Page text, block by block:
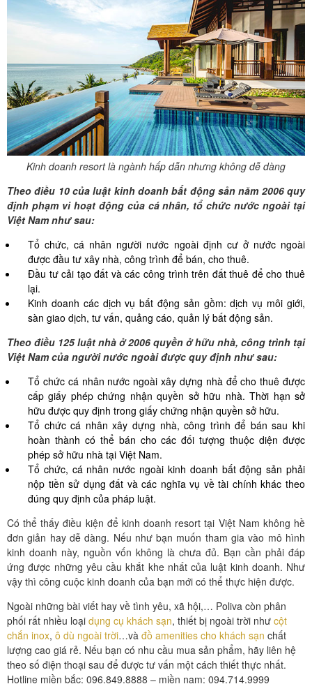
Kinh doanh resort là ngành hấp dẫn nhưng không dễ dàng
Theo điều 10 của luật kinh doanh bất động sản năm 2006 quy
định phạm vi hoạt động của cá nhân, tổ chức nước ngoài tại
Việt Nam như sau:
Tổ chức, cá nhân người nước ngoài định cư ở nước ngoài
được đầu tư xây nhà, công trình để bán, cho thuê.
Đầu tư cải tạo đất và các công trình trên đất thuê để cho thuê
lại.
Kinh doanh các dịch vụ bất động sản gồm: dịch vụ môi giới,
sàn giao dịch, tư vấn, quảng cáo, quản lý bất động sản.
Theo điều 125 luật nhà ở 2006 quyền ở hữu nhà, công trình tại
Việt Nam của người nước ngoài được quy định như sau:
Tổ chức cá nhân nước ngoài xây dựng nhà để cho thuê được
cấp giấy phép chứng nhận quyền sở hữu nhà. Thời hạn sở
hữu được quy định trong giấy chứng nhận quyền sở hữu.
Tổ chức cá nhân xây dựng nhà, công trình để bán sau khi
hoàn thành có thể bán cho các đối tượng thuộc diện được
phép sở hữu nhà tại Việt Nam.
Tổ chức, cá nhân nước ngoài kinh doanh bất động sản phải
nộp tiền sử dụng đất và các nghĩa vụ về tài chính khác theo
đúng quy định của pháp luật.
Có thể thấy điều kiện để kinh doanh resort tại Việt Nam không hề
đơn giản hay dễ dàng. Nếu như bạn muốn tham gia vào mô hình
kinh doanh này, nguồn vốn không là chưa đủ. Bạn cần phải đáp
ứng được những yêu cầu khắt khe nhất của luật kinh doanh. Như
vậy thì công cuộc kinh doanh của bạn mới có thể thực hiện được.
Ngoài những bài viết hay về tình yêu, xã hội,… Poliva còn phân
phối rất nhiều loại dụng cụ khách sạn, thiết bị ngoài trời như cột
chắn inox, ô dù ngoài trời…và đồ amenities cho khách sạn chất
lượng cao giá rẻ. Nếu bạn có nhu cầu mua sản phẩm, hãy liên hệ
theo số điện thoại sau để được tư vấn một cách thiết thực nhất.
Hotline miền bắc: 096.849.8888 – miền nam: 094.714.9999